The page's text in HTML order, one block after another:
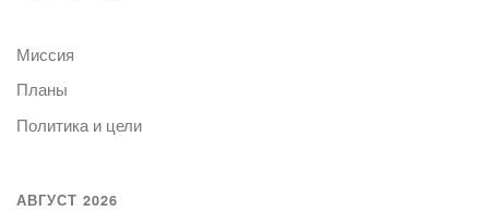
Миссия
Планы
Политика и цели
АВГУСТ 2026